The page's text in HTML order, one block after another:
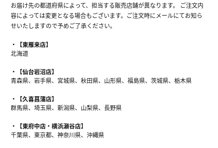
お届け先の都道府県によって、担当する販売店舗が異なります。 ご注文内
容によっては変更となる場合もございます。ご注文時にメールにてお知ら
せいたしますので予めご了承ください。
【東雁来店】
北海道
【仙台岩沼店】
青森県、岩手県、宮城県、秋田県、山形県、福島県、茨城県、栃木県
【久喜菖蒲店】
群馬県、埼玉県、新潟県、山梨県、長野県
【東府中店・横浜瀬谷店】
千葉県、東京都、神奈川県、沖縄県